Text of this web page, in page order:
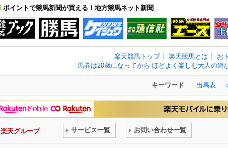
ポイントで競馬新聞が買える！地方競馬ネット新聞
楽天競馬トップ 楽天競馬とは お
馬券は20歳になってから ほどよく楽しむ大人の遊
キーワード 出馬表
楽天グループ サービス一覧 お問い合わせ一覧